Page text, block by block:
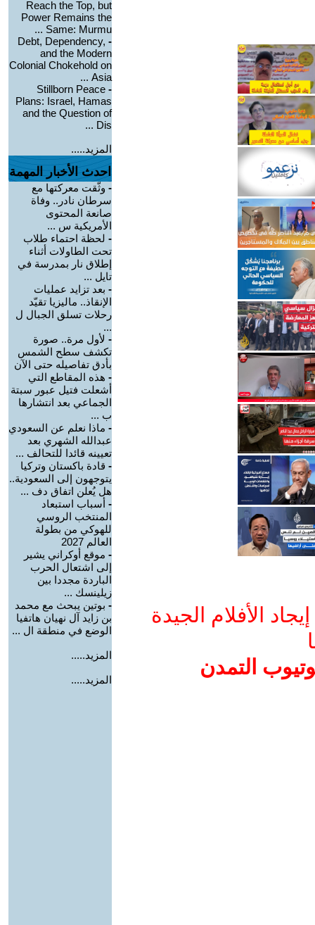
الأفلام الجيدة
التمدن
Reach the Top, but
Power Remains the
Same: Murmu ...
-
Debt, Dependency,
and the Modern
Colonial Chokehold on
Asia ...
-
Stillborn Peace
Plans: Israel, Hamas
and the Question of
Dis ...
المزيد.....
احدث الأخبار المهمة
- وثّقت معركتها مع
سرطان نادر.. وفاة
صانعة المحتوى
الأمريكية س ...
- لحظة احتماء طلاب
تحت الطاولات أثناء
إطلاق نار بمدرسة في
تايل ...
- بعد تزايد عمليات
الإنقاذ.. ماليزيا تقيّد
رحلات تسلق الجبال ل
...
- لأول مرة.. صورة
تكشف سطح الشمس
بأدق تفاصيله حتى الآن
- هذه المقاطع التي
أشعلت فتيل عبور سبتة
الجماعي بعد انتشارها
ب ...
- ماذا نعلم عن السعودي
عبدالله الشهري بعد
تعيينه قائدا للتحالف ...
- قادة باكستان وتركيا
يتوجهون إلى السعودية..
هل يُعلن اتفاق دف ...
- أسباب استبعاد
المنتخب الروسي
للهوكي من بطولة
العالم 2027
- موقع أوكراني يشير
إلى اشتعال الحرب
الباردة مجددا بين
زيلينسك ...
- بوتين يبحث مع محمد
بن زايد آل نهيان هاتفيا
الوضع في منطقة ال ...
المزيد.....
المزيد.....